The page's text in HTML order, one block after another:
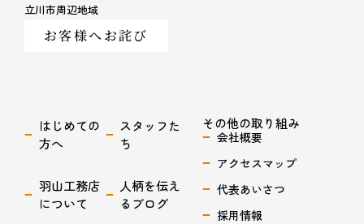
立川市周辺地域
お客様へお詫び
はじめての
方へ
羽山工務店
について
スタッフた
ち
人柄を伝え
るブログ
その他の取り組み
会社概要
アクセスマップ
代表あいさつ
採用情報